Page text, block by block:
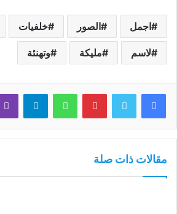
اجمل الصور خلفيات
لاسم مليكة وتهنئة
فيسبوك تويتر بينتيريستواتساب تيلقرام
مقالات ذات صلة